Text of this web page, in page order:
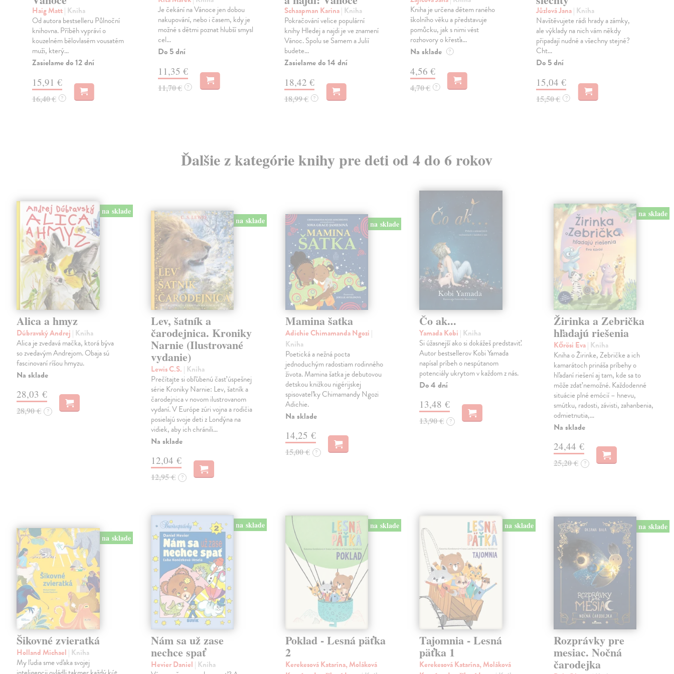
Haig Matt| Kniha
Od autora bestselleru Půlnoční
knihovna. Příběh vypráví o
kouzelném bělovlasém vousatém
muži, který...
Zasielame do 12 dní
15,91 €
16,40 € ?
Je čekání na Vánoce jen dobou
nakupování, nebo i časem, kdy je
možné s dětmi poznat hlubší smysl
cel...
Do 5 dní
11,35 €
11,70 € ?
Schaapman Karina| Kniha
Pokračování velice populární
knihy Hledej a najdi je ve znamení
Vánoc. Spolu se Samem a Julií
budete...
Zasielame do 14 dní
18,42 €
18,99 € ?
Kniha je určena dětem raného
školního věku a představuje
pomůcku, jak s nimi vést
rozhovory o křesťa...
Na sklade ?
4,56 €
4,70 € ?
Jůzlová Jana| Kniha
Navštěvujete rádi hrady a zámky,
ale výklady na nich vám někdy
připadají nudné a všechny stejné?
Cht...
Do 5 dní
15,04 €
15,50 € ?
Ďalšie z kategórie knihy pre deti od 4 do 6 rokov
na sklade
Alica a hmyz
Dúbravský Andrej | Kniha
Alica je zvedavá mačka, ktorá býva
so zvedavým Andrejom. Obaja sú
fascinovaní ríšou hmyzu.
Na sklade
28,03 €
28,90 € ?
na sklade
Lev, šatník a
čarodejnica. Kroniky
Narnie (Ilustrované
vydanie)
Lewis C.S. | Kniha
Prečítajte si obľúbenú časť úspešnej
série Kroniky Narnie: Lev, šatník a
čarodejnica v novom ilustrovanom
vydaní. V Európe zúri vojna a rodičia
posielajú svoje deti z Londýna na
vidiek, aby ich chránili…
Na sklade
12,04 €
12,95 € ?
na sklade
Mamina šatka
Adichie Chimamanda Ngozi |
Kniha
Poetická a nežná pocta
jednoduchým radostiam rodinného
života. Mamina šatka je debutovou
detskou knižkou nigérijskej
spisovateľky Chimamandy Ngozi
Adichie.
Na sklade
14,25 €
15,00 € ?
Čo ak...
Yamada Kobi | Kniha
Si úžasnejší ako si dokážeš predstaviť.
Autor bestsellerov Kobi Yamada
napísal príbeh o nespútanom
potenciály ukrytom v každom z nás.
Do 4 dní
13,48 €
13,90 € ?
na sklade
Žirinka a Zebrička
hľadajú riešenia
Kőrösi Eva| Kniha
Kniha o Žirinke, Zebričke a ich
kamarátoch prináša príbehy o
hľadaní riešení aj tam, kde sa to
môže zdať nemožné. Každodenné
situácie plné emócií – hnevu,
smútku, radosti, závisti, zahanbenia,
odmietnutia,…
Na sklade
24,44 €
25,20 € ?
na sklade
Šikovné zvieratká
Holland Michael | Kniha
My ľudia sme vďaka svojej
na sklade
Nám sa už zase
nechce spať
Hevier Daniel | Kniha
na sklade
Poklad - Lesná päťka
2
Kerekesová Katarína, Moláková
na sklade
Tajomnia - Lesná
päťka 1
Kerekesová Katarína, Moláková
na sklade
Rozprávky pre
mesiac. Nočná
čarodejka